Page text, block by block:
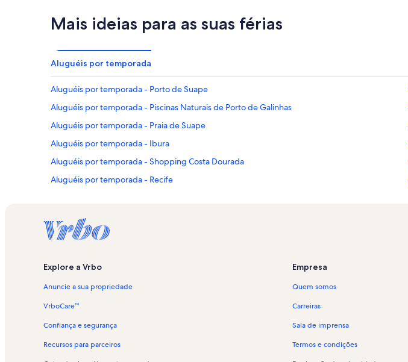
Mais ideias para as suas férias
Aluguéis por temporada
Aluguéis por temporada - Porto de Suape
Aluguéis por temporada - Piscinas Naturais de Porto de Galinhas
Aluguéis por temporada - Praia de Suape
Aluguéis por temporada - Ibura
Aluguéis por temporada - Shopping Costa Dourada
Aluguéis por temporada - Recife
Aluguéis por temporada - Quatro Cantos
Aluguéis por temporada - Praia dos Carneiros
Aluguéis por temporada - Jaboatão dos Guararapes
Aluguéis por temporada - Pontal de Serrambi
Aluguéis por temporada - Praia de Guadalupe
Aluguéis por temporada - Areias
Explore a Vrbo
Anuncie a sua propriedade
VrboCare™
Confiança e segurança
Recursos para parceiros
Empresa
Quem somos
Carreiras
Sala de imprensa
Termos e condições